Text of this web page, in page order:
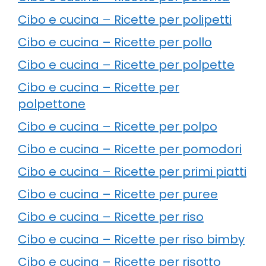
Cibo e cucina – Ricette per polipetti
Cibo e cucina – Ricette per pollo
Cibo e cucina – Ricette per polpette
Cibo e cucina – Ricette per
polpettone
Cibo e cucina – Ricette per polpo
Cibo e cucina – Ricette per pomodori
Cibo e cucina – Ricette per primi piatti
Cibo e cucina – Ricette per puree
Cibo e cucina – Ricette per riso
Cibo e cucina – Ricette per riso bimby
Cibo e cucina – Ricette per risotto